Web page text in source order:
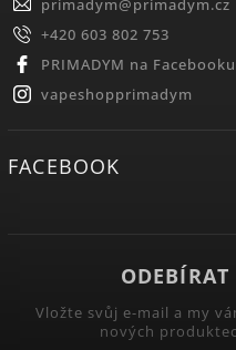
primadym@primadym.cz
+420 603 802 753
PRIMADYM na Facebooku
vapeshopprimadym
FACEBOOK
ODEBÍRAT
Vložte svůj e-mail a my
nových